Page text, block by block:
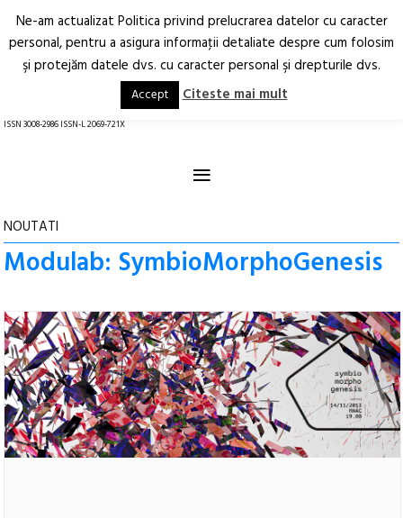
Arhitectură.
Oraș.
RO EN
ISSN 3008-2986 ISSN-L 2069-721X
≡
NOUTATI
Modulab: SymbioMorphoGenesis
Ne-am actualizat Politica privind prelucrarea datelor cu caracter
personal, pentru a asigura informaţii detaliate despre cum folosim
şi protejăm datele dvs. cu caracter personal şi drepturile dvs.
Accept Citeste mai mult